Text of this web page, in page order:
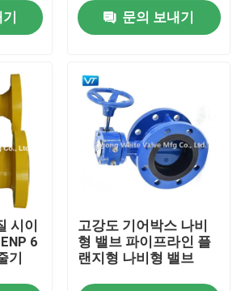
브
문의 보내기
시이
6
기
고강도 기어박스 나비
형 밸브 파이프라인 플
랜지형 나비형 밸브